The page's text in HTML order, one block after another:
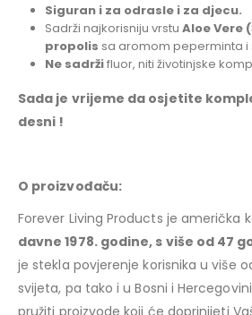
Siguran i za odrasle i za djecu.
Sadrži najkorisniju vrstu Aloe Vere
propolis sa aromom peperminta i
Ne sadržifluor, niti životinjske
Sada je vrijeme da osjetite
desni !
O proizvođaču:
Forever Living Products je američka
davne 1978. godine, s više od 47
je stekla povjerenje korisnika u više
svijeta, pa tako i u Bosni i
pružiti proizvode koji će doprinijeti